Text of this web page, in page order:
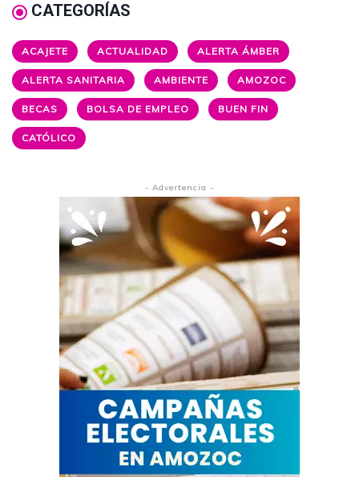
CATEGORÍAS
ACAJETE ACTUALIDAD ALERTA ÁMBER
ALERTA SANITARIA AMBIENTE AMOZOC
BECAS BOLSA DE EMPLEO BUEN FIN
CATÓLICO
- Advertencia -